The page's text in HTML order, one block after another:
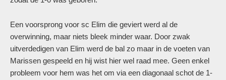
Een voorsprong voor sc Elim die geviert werd al de
overwinning, maar niets bleek minder waar. Door zwak
uitverdedigen van Elim werd de bal zo maar in de voeten van
Marissen gespeeld en hij wist hier wel raad mee. Geen enkel
probleem voor hem was het om via een diagonaal schot de 1-